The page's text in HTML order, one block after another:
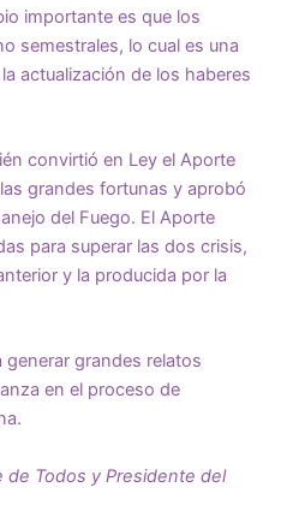
importante es que los
semestrales, lo cual es una
actualización de los haberes
convirtió en Ley el Aporte
grandes fortunas y aprobó
del Fuego. El Aporte
para superar las dos crisis,
y la producida por la
grandes relatos
en el proceso de
de Todos y Presidente del